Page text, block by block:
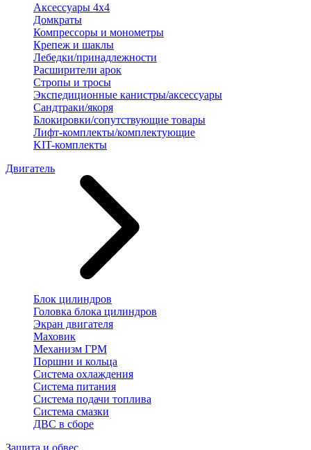
Аксессуары 4х4
Домкраты
Компрессоры и монометры
Крепеж и шаклы
Лебедки/принадлежности
Расширители арок
Стропы и тросы
Экспедиционные канистры/аксессуары
Сандтраки/якоря
Блокировки/сопутствующие товары
Лифт-комплекты/комплектующие
KIT-комплекты
Двигатель
Блок цилиндров
Головка блока цилиндров
Экран двигателя
Маховик
Механизм ГРМ
Поршни и кольца
Система охлаждения
Система питания
Система подачи топлива
Система смазки
ДВС в сборе
Защита и обвес